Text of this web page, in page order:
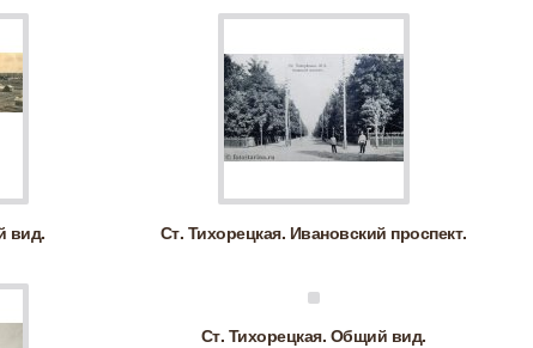
вид. Ст. Тихорецкая. Ивановский проспект.
Ст. Тихорецкая. Общий вид.